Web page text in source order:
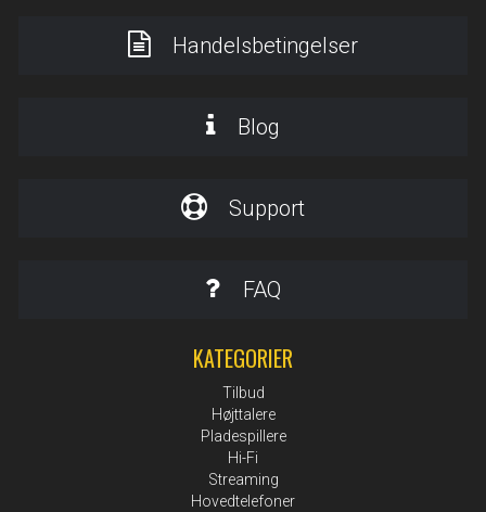
Handelsbetingelser
Blog
Support
FAQ
KATEGORIER
Tilbud
Højttalere
Pladespillere
Hi-Fi
Streaming
Hovedtelefoner